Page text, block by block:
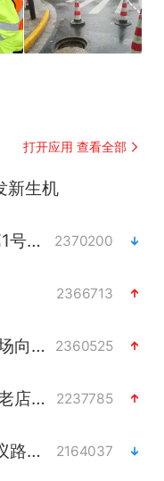
打开应用 查看全部
新生机
浙江省甬江发生2026年第1号洪水 2370200
2366713
夏日经济乘热而上 消费市场向新而行 2360525
于东来回应胖东来近25年老店年底关闭 2237785
哈马斯称坚持加沙停火协议路线图 2164037